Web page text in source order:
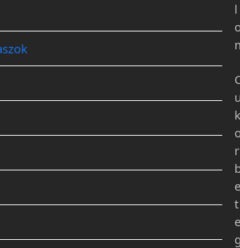
l
k
r
e
t
e